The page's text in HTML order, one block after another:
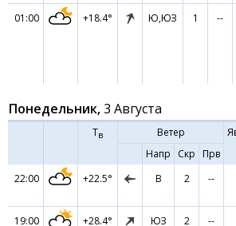
01:00 +18.4° Ю,ЮЗ 1 --
Понедельник, 3 Августа
Тв Ветер
Напр
Скр Прв
22:00
+22.5° В 2 --
19:00 +28.4° ЮЗ 2 --